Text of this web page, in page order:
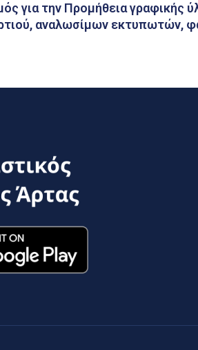
για την Προμήθεια γραφικής
αναλωσίμων εκτυπωτών,